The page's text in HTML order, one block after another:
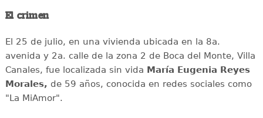
El crimen
El 25 de julio, en una vivienda ubicada en la 8a.
avenida y 2a. calle de la zona 2 de Boca del Monte, Villa
Canales, fue localizada sin vida María Eugenia Reyes
Morales, de 59 años, conocida en redes sociales como
"La MiAmor".